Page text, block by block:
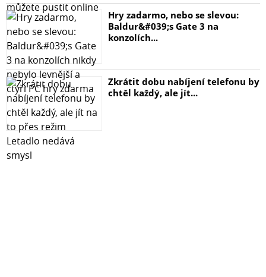
Hry zadarmo, nebo se slevou:
Baldur&#039;s Gate 3 na
konzolích...
Zkrátit dobu nabíjení telefonu by
chtěl každý, ale jít...